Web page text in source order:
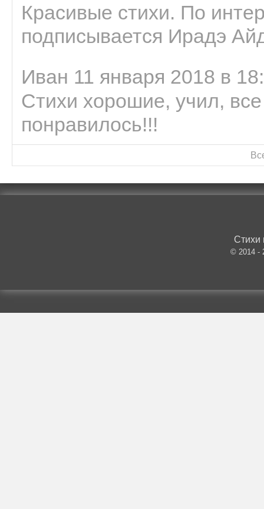
Красивые стихи. По
подписывается Ирадэ
Иван 11 января 2018 в
Стихи хорошие, учил,
понравилось!!!
Стихи
© 2014 -